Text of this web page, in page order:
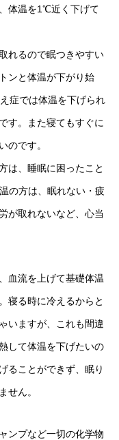
体温を1℃近く下げて
れるので眠つきやすい
ンと体温が下がり始
症では体温を下げられ
す。また寝てもすぐに
のです。
は、睡眠に困ったこと
の方は、眠れない・疲
が取れないなど、心当
血流を上げて基礎体温
寝る時に冷えるからと
いますが、これも間違
して体温を下げたいの
ることができず、眠り
せん。
ンプなど一切の化学物